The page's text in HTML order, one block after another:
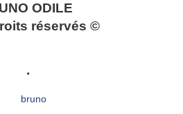
ODILE
réservés ©
.